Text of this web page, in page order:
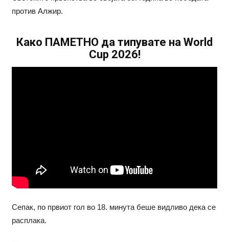
против Алжир.
Како ПАМЕТНО да типувате на World
Cup 2026!
Сепак, по првиот гол во 18. минута беше видливо дека се
расплака.